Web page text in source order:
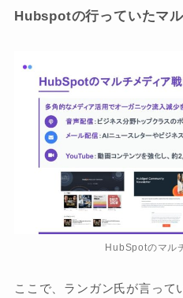
Hubspotの行っていたマ
HubSpotのマル
ここで、ランガン氏が言って